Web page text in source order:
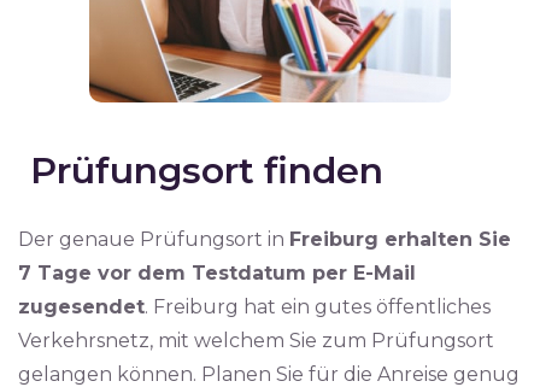
Prüfungsort finden
Der genaue Prüfungsort in Freiburg erhalten Sie
7 Tage vor dem Testdatum per E-Mail
zugesendet. Freiburg hat ein gutes öffentliches
Verkehrsnetz, mit welchem Sie zum Prüfungsort
gelangen können. Planen Sie für die Anreise genug